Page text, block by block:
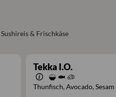
& Frischkäse
Tekka I.O.
Thunfisch Avocado Sesam